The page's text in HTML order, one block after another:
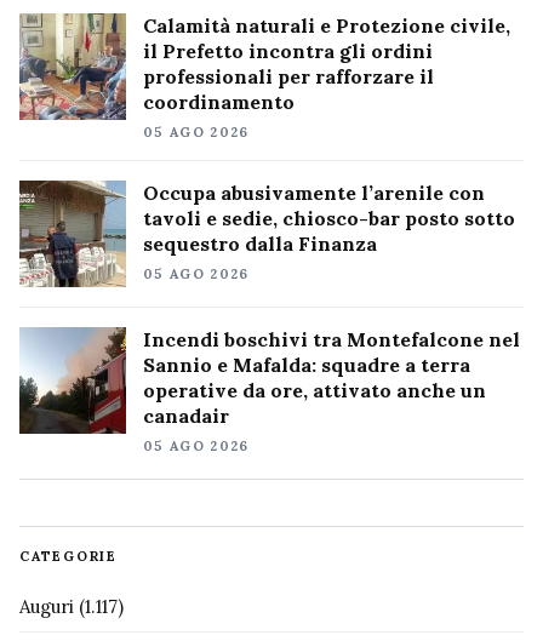
Calamità naturali e Protezione civile,
il Prefetto incontra gli ordini
professionali per rafforzare il
coordinamento
05 AGO 2026
Occupa abusivamente l’arenile con
tavoli e sedie, chiosco-bar posto sotto
sequestro dalla Finanza
05 AGO 2026
Incendi boschivi tra Montefalcone nel
Sannio e Mafalda: squadre a terra
operative da ore, attivato anche un
canadair
05 AGO 2026
CATEGORIE
Auguri (1.117)